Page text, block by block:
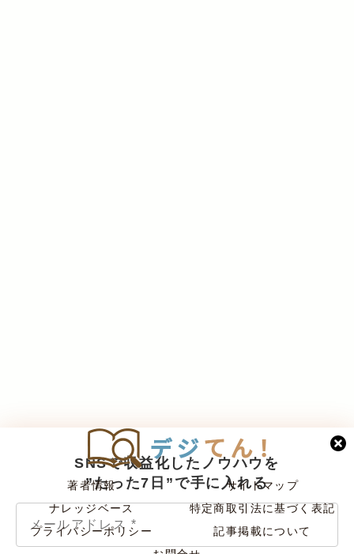
SNSで収益化したノウハウを
”たった7日”で手に入れる
著者情報
サイトマップ
ナレッジベース
特定商取引法に基づく表記
プライバシーポリシー
記事掲載について